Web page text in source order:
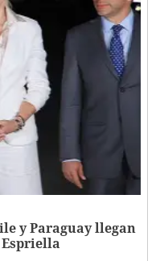
y Paraguay llegan
Espriella